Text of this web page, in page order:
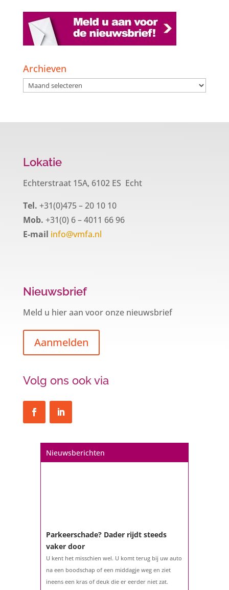
Archieven
Archieven
Lokatie
Echterstraat 15A, 6102 ES Echt
Tel. +31(0)475 – 20 10 10
Mob. +31(0) 6 – 4011 66 96
E-mail info@vmfa.nl
Nieuwsbrief
Meld u hier aan voor onze nieuwsbrief
Aanmelden
Volg ons ook via
Nieuwsberichten
Parkeerschade? Dader rijdt steeds
vaker door
U kent het misschien wel. U komt terug bij uw auto
na een boodschap of een middagje weg en ziet
ineens een kras of deuk die er eerder niet zat.